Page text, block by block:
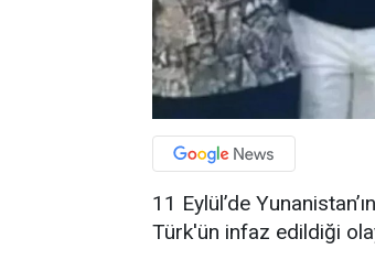
11 Eylül’de
Türk'ün infaz edildiği